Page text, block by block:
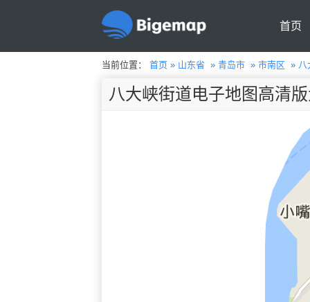
首页
当前位置： 首页» 山东省 » 青岛市» 市南区 » 八
八大峡街道电子地图高清